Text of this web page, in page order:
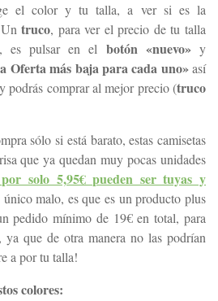
el color y tu talla, a ver si es la
Untruco, para ver el precio de tu talla
es pulsar en el botón «nuevo»y
Oferta más baja para cada uno»así
podrás comprar al mejor precio (truco
sólo si está barato, estas camisetas
que ya quedan muy pocas unidades
solo 5,95€ pueden ser tuyas y
malo, es que es un producto plus
pedido mínimo de 19€ en total, para
ya que de otra manera no las podrían
a por tu talla!
colores: